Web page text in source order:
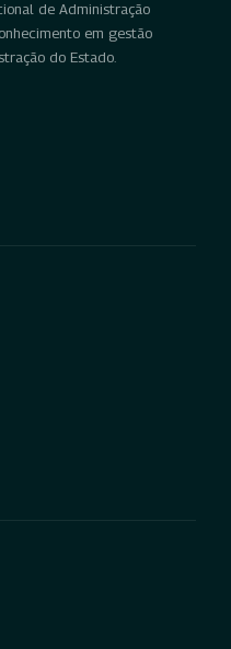
de Administração
em gestão
do Estado.